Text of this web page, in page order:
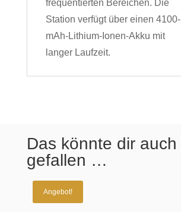
frequentierten Bereichen. Die
Station verfügt über einen 4100-
mAh-Lithium-Ionen-Akku mit
langer Laufzeit.
Das könnte dir auch
gefallen …
Angebot!